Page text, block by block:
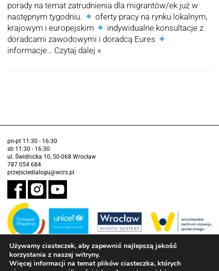
porady na temat zatrudnienia dla migrantów/ek już w
następnym tygodniu.
oferty pracy na rynku lokalnym,
krajowym i europejskim
indywidualne konsultacje z
doradcami zawodowymi i doradcą Eures
informacje… Czytaj dalej »
pn-pt 11:30 - 16:30
sb 11:30 - 16:30
ul. Świdnicka 10, 50-068 Wrocław
787 054 684
przejsciedialogu@wcrs.pl
Zadanie realizowane ze środków Gminy Wrocław w partnerstwie z
Funduszem Narodów Zjednoczonych na Rzecz Dzieci (UNICEF)
Używamy ciasteczek, aby zapewnić najlepszą jakość
korzystania z naszej witryny.
Więcej informacji na temat plików ciasteczka, których